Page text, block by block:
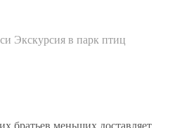
Экскурсия в парк птиц
братьев меньших доставляет